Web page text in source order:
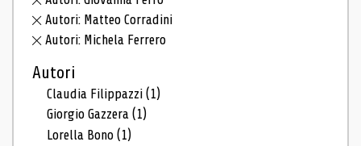
Autori: Matteo Corradini
Autori: Michela Ferrero
Autori
Claudia Filippazzi(1)
Giorgio Gazzera(1)
Lorella Bono(1)